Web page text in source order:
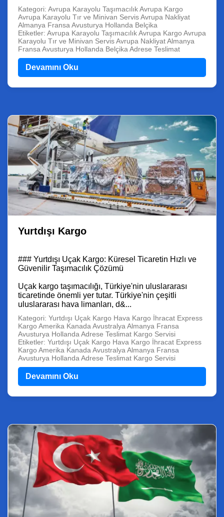
Kategori: Avrupa Karayolu Taşımacılık Avrupa Kargo
Avrupa Karayolu Tır ve Minivan Servis Avrupa Nakliyat
Almanya Fransa Avusturya Hollanda Belçika
Etiketler: Avrupa Karayolu Taşımacılık Avrupa Kargo Avrupa
Karayolu Tır ve Minivan Servis Avrupa Nakliyat Almanya
Fransa Avusturya Hollanda Belçika Adrese Teslimat
Devamını Oku
Yurtdışı Kargo
### Yurtdışı Uçak Kargo: Küresel Ticaretin Hızlı ve
Güvenilir Taşımacılık Çözümü
Uçak kargo taşımacılığı, Türkiye'nin uluslararası
ticaretinde önemli yer tutar. Türkiye'nin çeşitli
uluslararası hava limanları, d&...
Kategori: Yurtdışı Uçak Kargo Hava Kargo İhracat Express
Kargo Amerika Kanada Avustralya Almanya Fransa
Avusturya Hollanda Adrese Teslimat Kargo Servisi
Etiketler: Yurtdışı Uçak Kargo Hava Kargo İhracat Express
Kargo Amerika Kanada Avustralya Almanya Fransa
Avusturya Hollanda Adrese Teslimat Kargo Servisi
Devamını Oku